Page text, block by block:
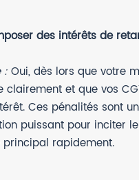
des intérêts de
: Oui, dès lors que votre
clairement et que vos
Ces pénalités sont
puissant pour inciter
principal rapidement.